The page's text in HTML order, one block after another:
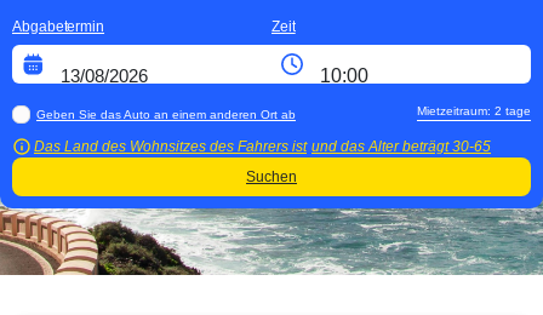
Abgabetermin Zeit
Geben Sie das Auto an einem anderen Ort ab
Das Land des Wohnsitzes des Fahrers ist und das Alter beträgt30-65
Mietzeitraum: 2 tage
Suchen